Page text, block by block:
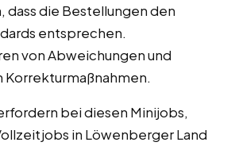
dass die Bestellungen den
entsprechen.
von Abweichungen und
Korrekturmaßnahmen.
bei diesen Minijobs,
in Löwenberger Land